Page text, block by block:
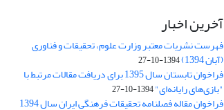
آخرین اخبار
فهرست نشریات معتبر وزارت علوم، تحقیقات و فناوری
(آبان 1394) 1394-10-27
فراخوان تابستان سال 1395 برای دریافت مقالات مرتبط با
"بازی‌های رایانه‌ای"1394-10-27
فراخوان مقاله فصلنامه تحقیقات فرهنگی ایران سال 1394